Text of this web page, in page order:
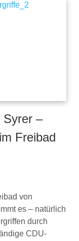
Syrer –
Freibad
von
es – natürlich
durch
CDU-